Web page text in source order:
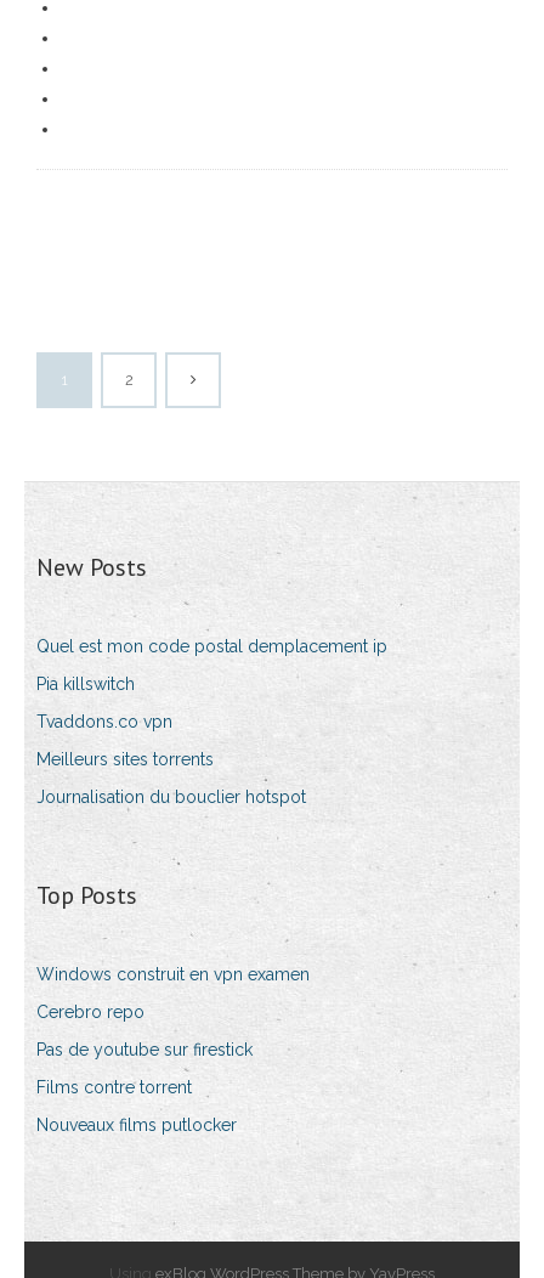
1 2
New Posts
Quel est mon code postal demplacement ip
Pia killswitch
Tvaddons.co vpn
Meilleurs sites torrents
Journalisation du bouclier hotspot
Top Posts
Windows construit en vpn examen
Cerebro repo
Pas de youtube sur firestick
Films contre torrent
Nouveaux films putlocker
Using exBlog WordPress Theme by YayPress